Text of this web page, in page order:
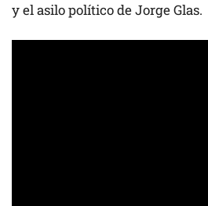
y el asilo político de Jorge Glas.